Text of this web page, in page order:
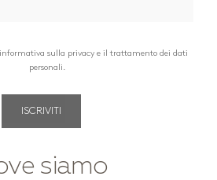
sulla privacy e il trattamento dei dati
personali.
siamo